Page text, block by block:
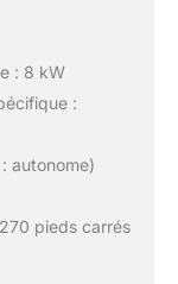
: 8 kW
:
autonome)
pieds carrés